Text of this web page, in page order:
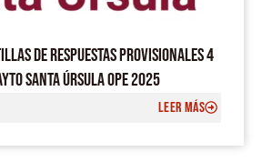
DE RESPUESTAS PROVISIONALES 4
SANTA ÚRSULA OPE 2025
LEER MÁS